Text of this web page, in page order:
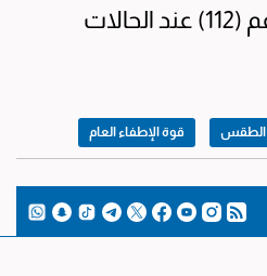
على هاتف الطوارئ رقم (112) عند الحالات
الطقس قوة الإطفاء العام